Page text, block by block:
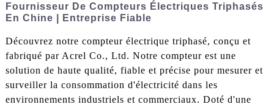
Fournisseur De Compteurs Électriques Triphasés
En Chine | Entreprise Fiable
Découvrez notre compteur électrique triphasé, conçu et
fabriqué par Acrel Co., Ltd. Notre compteur est une
solution de haute qualité, fiable et précise pour mesurer et
surveiller la consommation d'électricité dans les
environnements industriels et commerciaux. Doté d'une